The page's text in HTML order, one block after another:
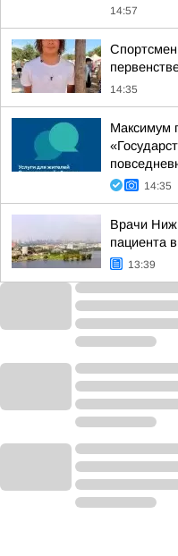
14:57
Спортсмен
14:35
Максимум
14:35
Врачи
пациента
13:39